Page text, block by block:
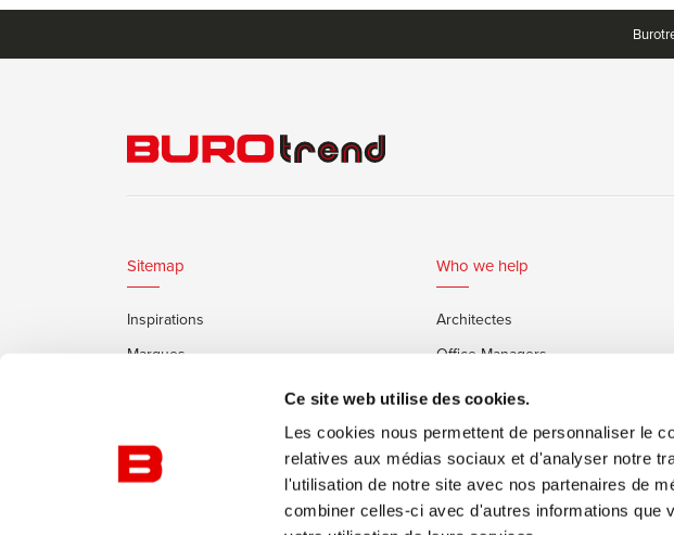
Ce site web utilise des cookies.
Les cookies nous permettent de personnaliser le
relatives aux médias sociaux et d'analyser notre
l'utilisation de notre site avec nos partenaires de
combiner celles-ci avec d'autres informations que
Sitemap
Inspirations
Marques
Cabines Insonorisées Framery
Who we help
Architectes
Office Managers
Clients privés